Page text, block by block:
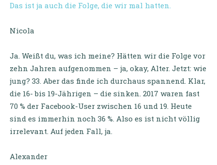
Das ist ja auch die Folge, die wir mal hatten.
Nicola
Ja. Weißt du, was ich meine? Hätten wir die Folge vor
zehn Jahren aufgenommen – ja, okay, Alter. Jetzt: wie
jung? 33. Aber das finde ich durchaus spannend. Klar,
die 16- bis 19-Jährigen – die sinken. 2017 waren fast
70 % der Facebook-User zwischen 16 und 19. Heute
sind es immerhin noch 36 %. Also es ist nicht völlig
irrelevant. Auf jeden Fall, ja.
Alexander